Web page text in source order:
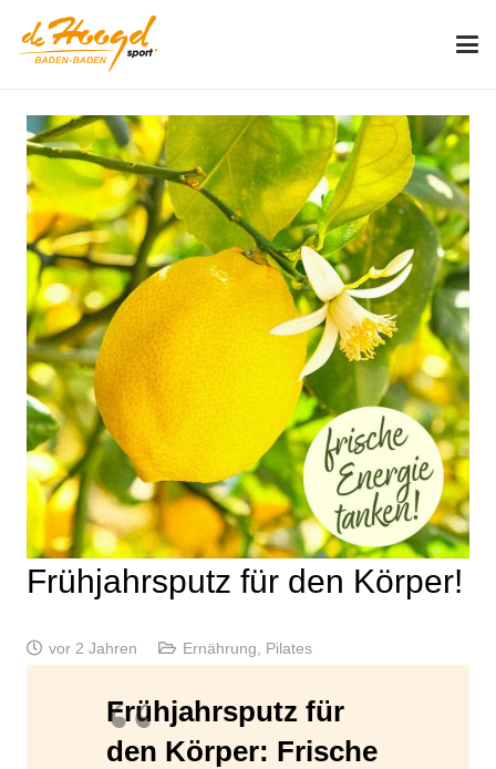
Frühjahrsputz für den Körper!
vor 2 Jahren Ernährung Pilates
Frühjahrsputz für
den Körper: Frische